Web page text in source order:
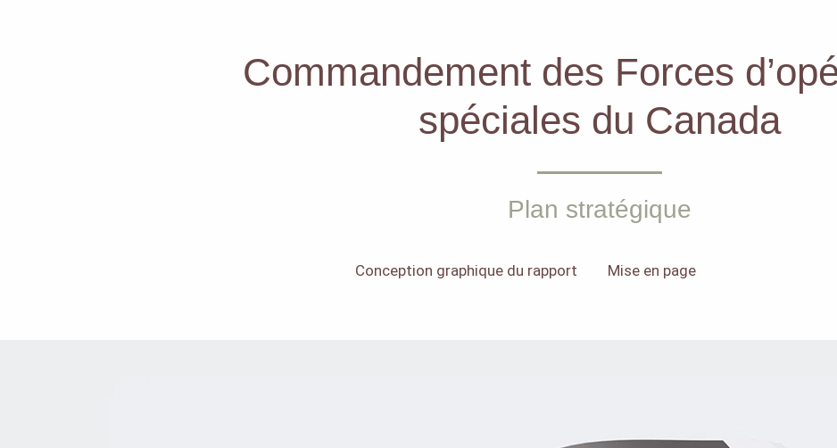
Commandement des Forces
spéciales du Canada
Plan stratégique
Conception graphique du rapport Mise en page